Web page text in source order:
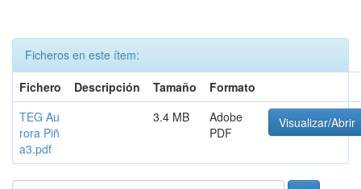
Ficheros en este ítem:
Fichero
Descripción Tamaño
Formato
TEG Au
rora Piñ
a3.pdf
3.4 MB
Adobe
PDF
Visualizar/Abrir